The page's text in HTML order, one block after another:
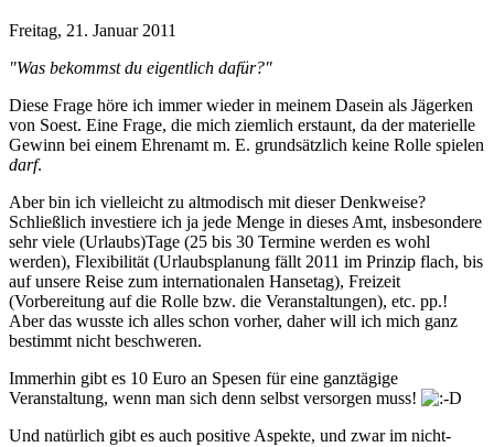
Freitag, 21. Januar 2011
"Was bekommst du eigentlich dafür?"
Diese Frage höre ich immer wieder in meinem Dasein als Jägerken
von Soest. Eine Frage, die mich ziemlich erstaunt, da der materielle
Gewinn bei einem Ehrenamt m. E. grundsätzlich keine Rolle spielen
darf.
Aber bin ich vielleicht zu altmodisch mit dieser Denkweise?
Schließlich investiere ich ja jede Menge in dieses Amt, insbesondere
sehr viele (Urlaubs)Tage (25 bis 30 Termine werden es wohl
werden), Flexibilität (Urlaubsplanung fällt 2011 im Prinzip flach, bis
auf unsere Reise zum internationalen Hansetag), Freizeit
(Vorbereitung auf die Rolle bzw. die Veranstaltungen), etc. pp.!
Aber das wusste ich alles schon vorher, daher will ich mich ganz
bestimmt nicht beschweren.
Immerhin gibt es 10 Euro an Spesen für eine ganztägige
Veranstaltung, wenn man sich denn selbst versorgen muss!
Und natürlich gibt es auch positive Aspekte, und zwar im nicht-